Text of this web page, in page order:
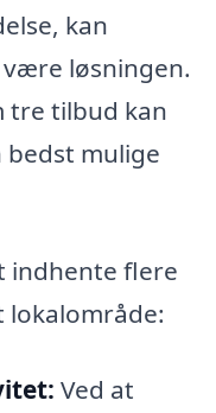
kan
løsningen.
tre tilbud kan
bedst mulige
indhente flere
lokalområde:
Ved at